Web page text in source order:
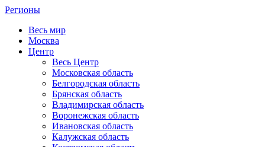
Регионы
Весь мир
Москва
Центр
Весь Центр
Московская область
Белгородская область
Брянская область
Владимирская область
Воронежская область
Ивановская область
Калужская область